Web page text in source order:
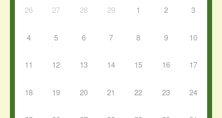
26 27 28 29 1 2 3
4 5 6 7 8 9 10
11 12 13 14 15 16 17
18 19 20 21 22 23 24